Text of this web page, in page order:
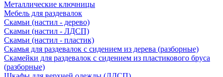
Металлические ключницы
Мебель для раздевалок
Скамьи (настил - дерево)
Скамьи (настил - ЛДСП)
Скамьи (настил - пластик)
Скамья для раздевалок с сидением из дерева (разборные)
Скамейки для раздевалок с сидением из пластикового бруса
(разборные)